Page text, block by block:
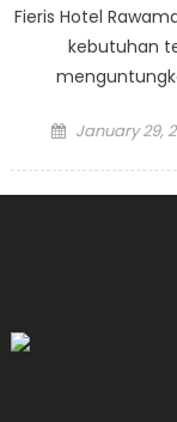
Fieris Hotel
kebutuhan
Posted
January 29,